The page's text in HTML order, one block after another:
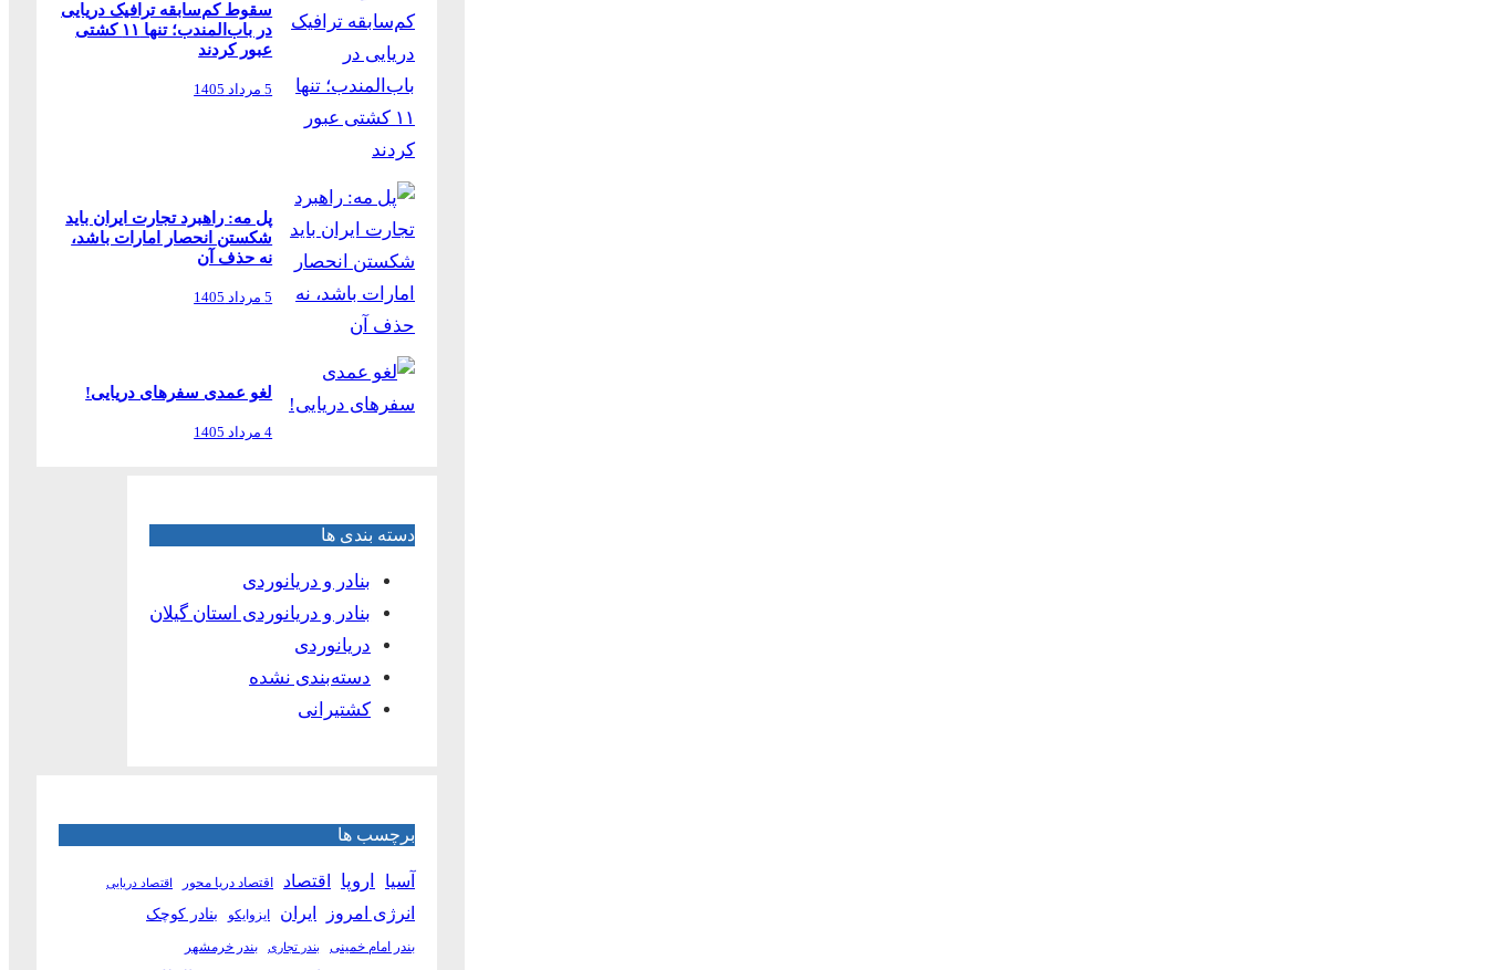
سقوط کم‌سابقه ترافیک دریایی
در باب‌المندب؛ تنها ۱۱ کشتی
عبور کردند
5 مرداد 1405
پل مه: راهبرد تجارت ایران باید
شکستن انحصار امارات باشد،
نه حذف آن
5 مرداد 1405
لغو عمدی سفرهای دریایی!
4 مرداد 1405
دسته بندی ها
بنادر و دریانوردی
بنادر و دریانوردی استان گیلان
دریانوردی
دسته‌بندی نشده
کشتیرانی
برچسب ها
آسیا اروپا اقتصاد اقتصاد دریا محور اقتصاد دریایی
انرژی امروز ایران ایزوایکو بنادر کوچک
بندر امام خمینی بندر تجاری بندر خرمشهر